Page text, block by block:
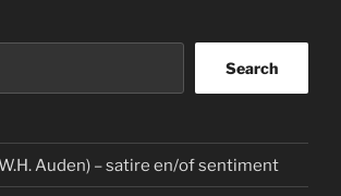
Search
Auden) – satire en/of sentiment